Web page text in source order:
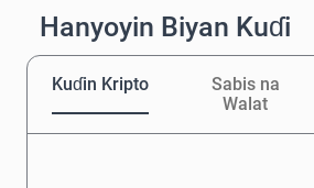
Hanyoyin Biyan Kuɗi
Kuɗin Kripto
Sabis na
Walat